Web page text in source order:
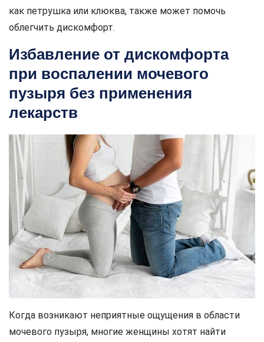
как петрушка или клюква, также может помочь
облегчить дискомфорт.
Избавление от дискомфорта
при воспалении мочевого
пузыря без применения
лекарств
Когда возникают неприятные ощущения в области
мочевого пузыря, многие женщины хотят найти